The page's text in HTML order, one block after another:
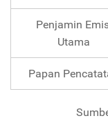
Penjamin
Utama
Papan